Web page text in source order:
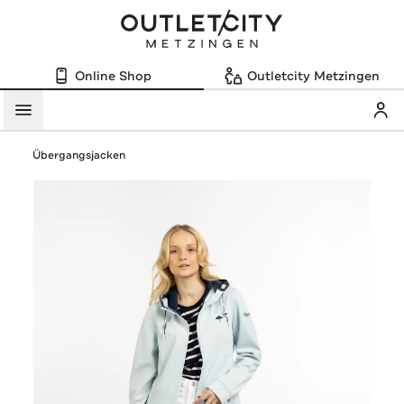
Online Shop Outletcity Metzingen
Menü
Übergangsjacken